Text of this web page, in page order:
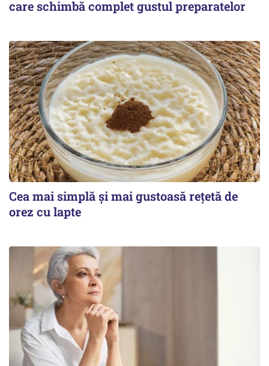
care schimbă complet gustul preparatelor
Cea mai simplă și mai gustoasă rețetă de
orez cu lapte